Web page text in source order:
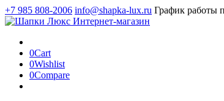
+7 985 808-2006 info@shapka-lux.ru График работы
0Cart
0Wishlist
0Compare